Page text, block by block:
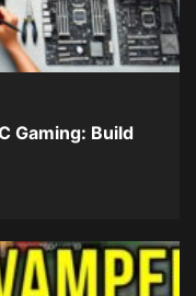
Gaming: Build